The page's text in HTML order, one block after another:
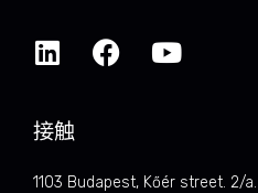
接触
1103 Budapest, Kőér street. 2/